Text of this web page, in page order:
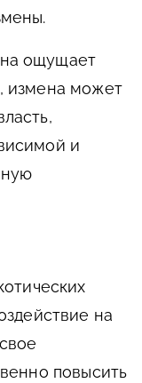
ощущает
измена может
и
на
повысить